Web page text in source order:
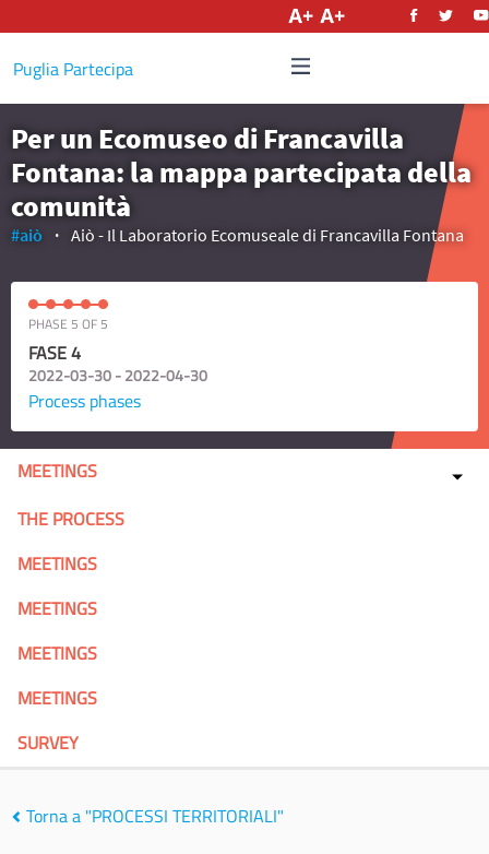
Puglia Partecipa
Per un Ecomuseo di Francavilla
Fontana: la mappa partecipata della
comunità
#aiò Aiò - Il Laboratorio Ecomuseale di Francavilla Fontana
PHASE 5 OF 5
FASE 4
2022-03-30 - 2022-04-30
Process phases
MEETINGS
THE PROCESS
MEETINGS
MEETINGS
MEETINGS
MEETINGS
SURVEY
Torna a "PROCESSI TERRITORIALI"